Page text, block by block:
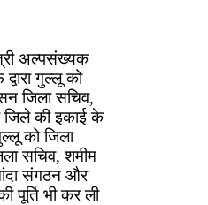
अल्पसंख्यक
गुल्लू को
जिला सचिव,
जिले की इकाई के
को जिला
सचिव, शमीम
संगठन और
पूर्ति भी कर ली